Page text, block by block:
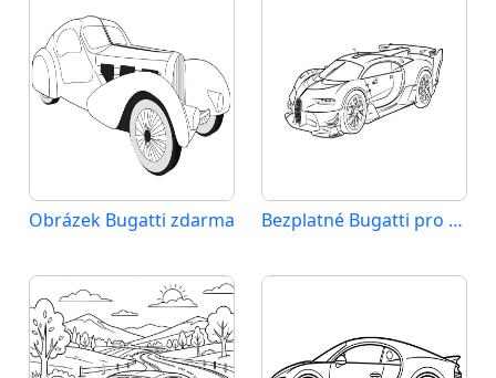
Obrázek Bugatti zdarma Bezplatné Bugatti pro děti